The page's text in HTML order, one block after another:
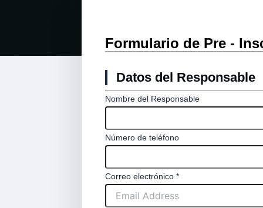
Formulario de Pre -
Datos del Responsable
Nombre del Responsable
Número de teléfono
Correo electrónico *